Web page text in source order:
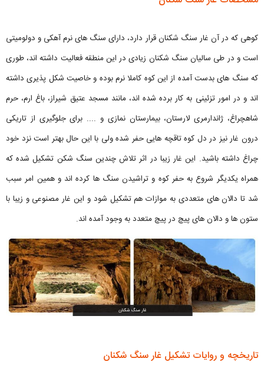
کوهی که در آن غار سنگ شکنان قرار دارد، دارای سنگ های نرم آهکی و دولومیتی
است و در طی سالیان سنگ شکنان زیادی در این منطقه فعالیت داشته اند، طوری
که سنگ های بدست آمده از این کوه کاملا نرم بوده و خاصیت شکل پذیری داشته
اند و در امور تزئینی به کار برده شده اند، مانند مسجد عتیق شیراز، باغ ارم، حرم
شاهچراغ، ژاندارمری لارستان، بیمارستان نمازی و .... برای جلوگیری از تاریکی
درون غار نیز در دل کوه تاقچه هایی حفر شده ولی با این حال بهتر است نزد خود
چراغ داشته باشید. این غار زیبا در اثر تلاش چندین سنگ شکن تشکیل شده که
همراه یکدیگر شروع به حفر کوه و تراشیدن سنگ ها کرده اند و همین امر سبب
شد تا دالان های متعددی به موازات هم تشکیل شود و این غار مصنوعی و زیبا با
ستون ها و دالان های پیچ در پیچ متعدد به وجود آمده اند.
تاریخچه و روایات تشکیل غار سنگ شکنان